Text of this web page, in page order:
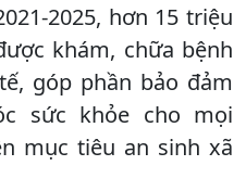
2025, hơn 15 triệu
khám, chữa bệnh
góp phần bảo đảm
sức khỏe cho mọi
mục tiêu an sinh xã